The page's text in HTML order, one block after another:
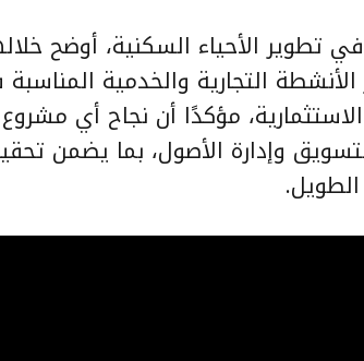
تطوير الأحياء السكنية، أوضح
التجارية والخدمية
مؤكدًا أن نجاح أي
وإدارة الأصول، بما يضمن